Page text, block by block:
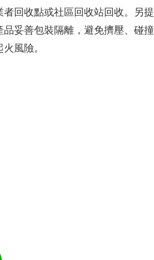
回收點或社區回收站回收。另提
妥善包裝隔離，避免擠壓、碰撞
風險。